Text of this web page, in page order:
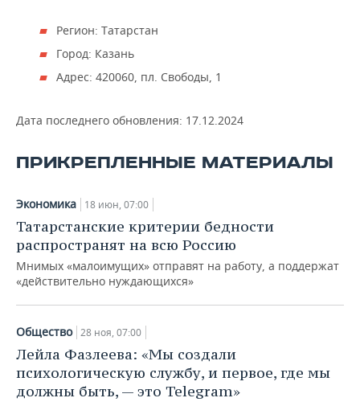
Регион: Татарстан
Город: Казань
Адрес: 420060, пл. Свободы, 1
Дата последнего обновления: 17.12.2024
ПРИКРЕПЛЕННЫЕ МАТЕРИАЛЫ
Экономика 18 июн, 07:00
Татарстанские критерии бедности
распространят на всю Россию
Мнимых «малоимущих» отправят на работу, а поддержат
«действительно нуждающихся»
Общество 28 ноя, 07:00
Лейла Фазлеева: «Мы создали
психологическую службу, и первое, где мы
должны быть, — это Telegram»